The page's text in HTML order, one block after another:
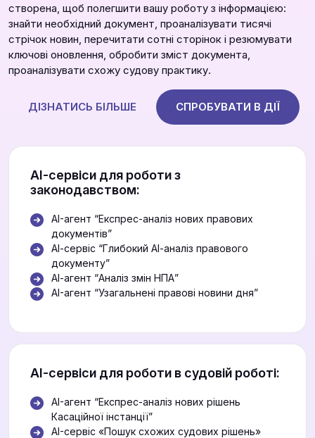
створена, щоб полегшити вашу роботу з інформацією:
знайти необхідний документ, проаналізувати тисячі
стрічок новин, перечитати сотні сторінок і резюмувати
ключові оновлення, обробити зміст документа,
проаналізувати схожу судову практику.
ДІЗНАТИСЬ БІЛЬШЕ СПРОБУВАТИ В ДІЇ
АІ-сервіси для роботи з
законодавством:
AI-агент “Експрес-аналіз нових правових
документів”
АІ-сервіс “Глибокий АІ-аналіз правового
документу”
АІ-агент “Аналіз змін НПА”
AI-агент “Узагальнені правові новини дня”
АІ-сервіси для роботи в судовій роботі:
AI-агент “Експрес-аналіз нових рішень
Касаційної інстанції”
AI-сервіс «Пошук схожих судових рішень»